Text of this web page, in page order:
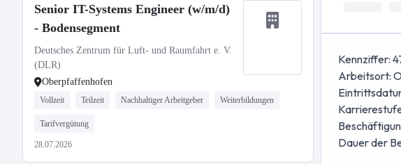
Senior IT-Systems Engineer (w/m/d)
- Bodensegment
Deutsches Zentrum für Luft- und Raumfahrt e. V.
(DLR)
Oberpfaffenhofen
Vollzeit Teilzeit Nachhaltiger Arbeitgeber Weiterbildungen
Tarifvergütung
28.07.2026